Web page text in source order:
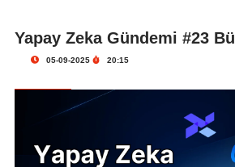
Yapay Zeka Gündemi #23
05-09-2025 20:15